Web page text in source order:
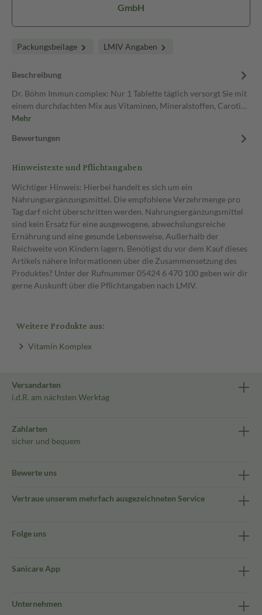
GmbH
Packungsbeilage LMIV Angaben
Beschreibung
Dr. Böhm Immun complex: Nur 1 Tablette täglich versorgt Sie mit
einem durchdachten Mix aus Vitaminen, Mineralstoffen, Caroti…
Mehr
Bewertungen
Hinweistexte und Pflichtangaben
Wichtiger Hinweis: Hierbei handelt es sich um ein
Nahrungsergänzungsmittel. Die empfohlene Verzehrmenge pro
Tag darf nicht überschritten werden. Nahrungsergänzungsmittel
sind kein Ersatz für eine ausgewogene, abwechslungsreiche
Ernährung und eine gesunde Lebensweise. Außerhalb der
Reichweite von Kindern lagern. Benötigst du vor dem Kauf dieses
Artikels nähere Informationen über die Zusammensetzung des
Produktes? Unter der Rufnummer 05424 6 470 100 geben wir dir
gerne Auskunft über die Pflichtangaben nach LMIV.
Weitere Produkte aus:
Vitamin Komplex
Versandarten
i.d.R. am nächsten Werktag
Zahlarten
sicher und bequem
Bewerte uns
Vertraue unserem mehrfach ausgezeichneten Service
Folge uns
Sanicare App
Unternehmen